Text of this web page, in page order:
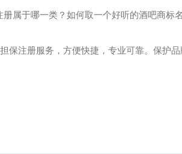
属于哪一类？如何取一个好听的酒吧商
保注册服务，方便快捷，专业可靠。保护